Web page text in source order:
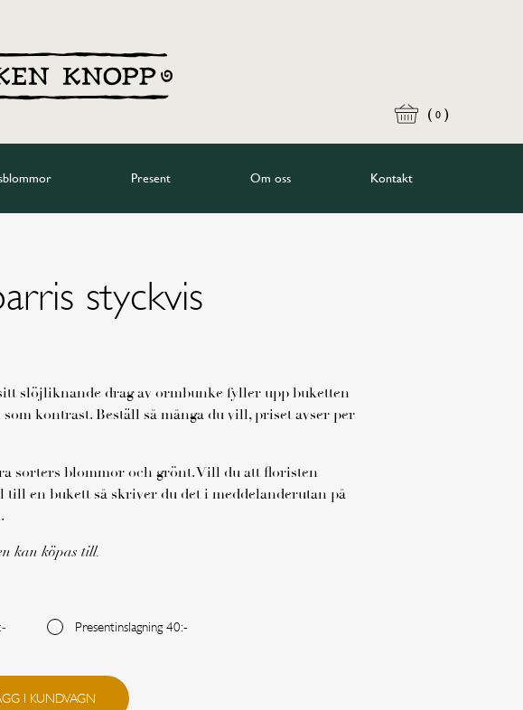
( 0 )
Present Om oss Kontakt
styckvis
slöjliknande drag av ormbunke fyller upp buketten
kontrast. Beställ så många du vill, priset avser per
sorters blommor och grönt. Vill du att floristen
en bukett så skriver du det i meddelanderutan på
kan köpas till.
Presentinslagning 40:-
mängd
I KUNDVAGN